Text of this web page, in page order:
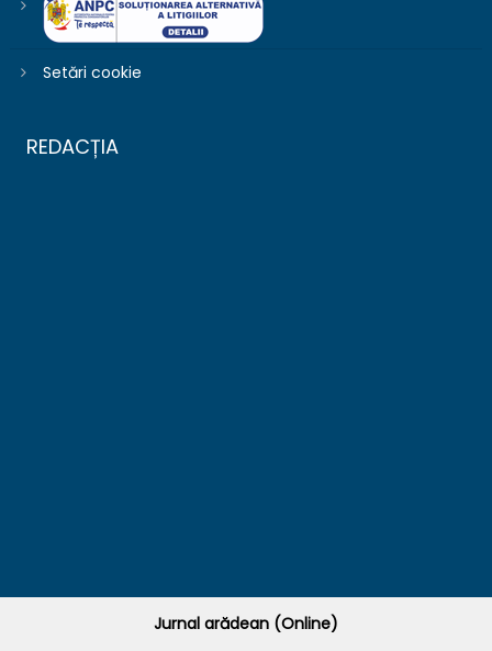
Setări cookie
REDACȚIA
Jurnal arădean (Online)